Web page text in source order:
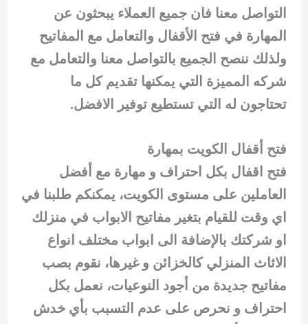
التواصل معنا فان جميع العملاء يبحثون عن
المهارة في فتح الأقفال والتعامل مع المفاتيح
ولذلك ننصح الجميع بالتواصل معنا والتعامل مع
شركه المميزة التي يمكنها تقديم كل ما
تحتاجون له التي تستطيع توفير الافضل.
فتح أقفال الكويت بمهارة
فتح اقفال​ بكل احتراف و مهارة مع أفضل
العاملين على مستوى الكويت، يمكنكم طلبنا في
اي وقت للقيام بتغير مفاتيح الابواب في منزلك
او شركتك بالإضافة الى ابواب مختلف انواع
الاثاث المنزلي كالخزائن و غيرها، نقوم بصب
مفاتيح جديدة من أجود النوعيات، نعمل بكل
احتراف و نحرص على عدم التسبب بأي خدش